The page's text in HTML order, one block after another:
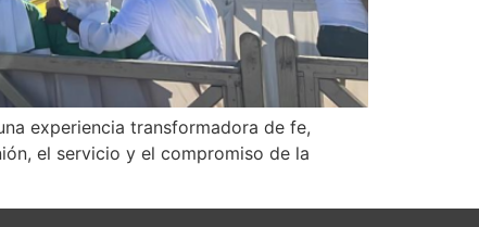
experiencia transformadora de fe,
el servicio y el compromiso de la